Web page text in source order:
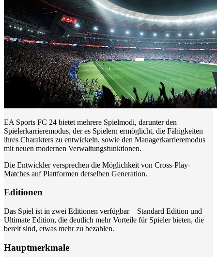
EA Sports FC 24 bietet mehrere Spielmodi, darunter den
Spielerkarrieremodus, der es Spielern ermöglicht, die Fähigkeiten
ihres Charakters zu entwickeln, sowie den Managerkarrieremodus
mit neuen modernen Verwaltungsfunktionen.
Die Entwickler versprechen die Möglichkeit von Cross-Play-
Matches auf Plattformen derselben Generation.
Editionen
Das Spiel ist in zwei Editionen verfügbar – Standard Edition und
Ultimate Edition, die deutlich mehr Vorteile für Spieler bieten, die
bereit sind, etwas mehr zu bezahlen.
Hauptmerkmale